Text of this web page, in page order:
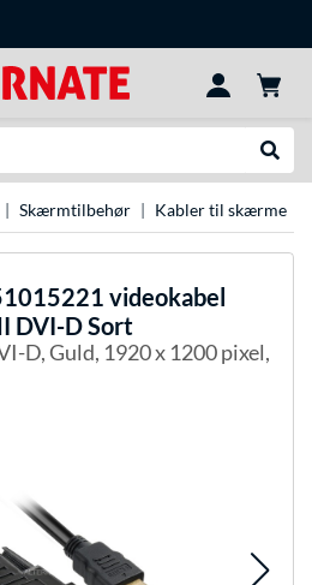
Skærmtilbehør Kabler til skærme
videokabel
DVI-D Sort
D, Guld, 1920 x 1200 pixel,